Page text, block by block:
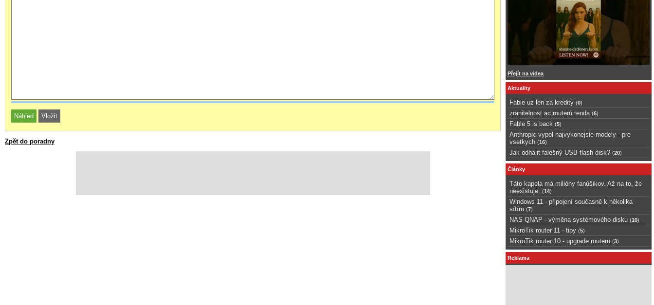
Zpět do poradny
Přejít na videa
Aktuality
Fable uz len za kredity (0)
zranitelnost ac routerů tenda (6)
Fable 5 is back (5)
Anthropic vypol najvykonejsie modely - pre
vsetkych (16)
Jak odhalit falešný USB flash disk? (20)
Články
Táto kapela má milióny fanúšikov. Až na to, že
neexistuje.
(14)
Windows 11 - připojení současně k několika
sítím (7)
NAS QNAP - výměna systémového disku (10)
MikroTik router 11 - tipy (5)
MikroTik router 10 - upgrade routeru (3)
Reklama